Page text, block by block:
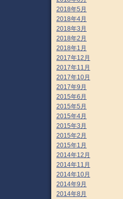
2018年5月
2018年4月
2018年3月
2018年2月
2018年1月
2017年12月
2017年11月
2017年10月
2017年9月
2015年6月
2015年5月
2015年4月
2015年3月
2015年2月
2015年1月
2014年12月
2014年11月
2014年10月
2014年9月
2014年8月